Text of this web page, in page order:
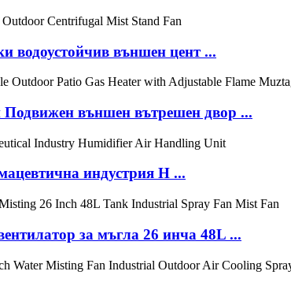
водоустойчив външен цент ...
външен вътрешен двор ...
индустрия H ...
за мъгла 26 инча 48L ...